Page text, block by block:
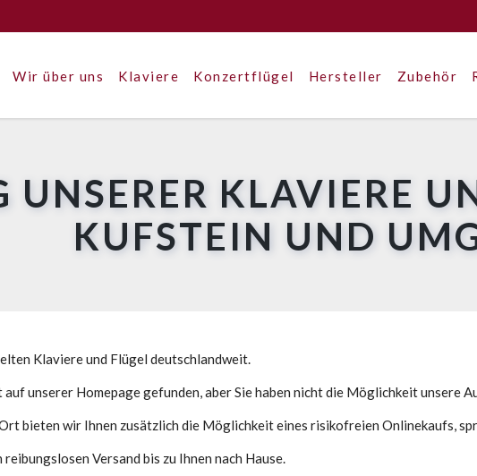
Wir über uns Klaviere Konzertflügel Hersteller Zubehör
UNSERER KLAVIERE
KUFSTEIN UND
Klaviere und Flügel deutschlandweit.
auf unserer Homepage gefunden, aber Sie haben nicht die Möglichkeit unsere
bieten wir Ihnen zusätzlich die Möglichkeit eines risikofreien Onlinekaufs,
reibungslosen Versand bis zu Ihnen nach Hause.